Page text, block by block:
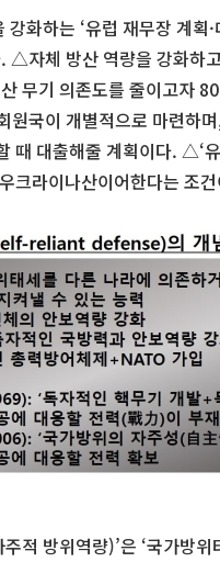
강화하는 ‘유럽 재무장 계
△자체 방산 역량을 강화하
무기 의존도를 줄이고자
국이 개별적으로 마련하
때 대출해줄 계획이다.
크라이나산이어한다는 조
방위역량)’은 ‘국가방위